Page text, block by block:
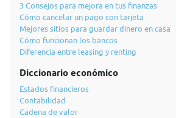
3 Consejos para mejora en tus finanzas
Cómo cancelar un pago con tarjeta
Mejores sitios para guardar dinero en casa
Cómo funcionan los bancos
Diferencia entre leasing y renting
Diccionario económico
Estados financieros
Contabilidad
Cadena de valor